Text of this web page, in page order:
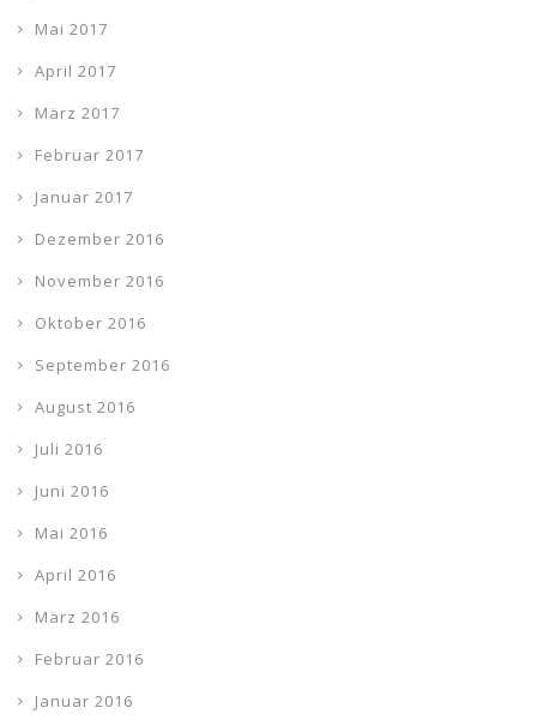
Mai 2017
April 2017
März 2017
Februar 2017
Januar 2017
Dezember 2016
November 2016
Oktober 2016
September 2016
August 2016
Juli 2016
Juni 2016
Mai 2016
April 2016
März 2016
Februar 2016
Januar 2016